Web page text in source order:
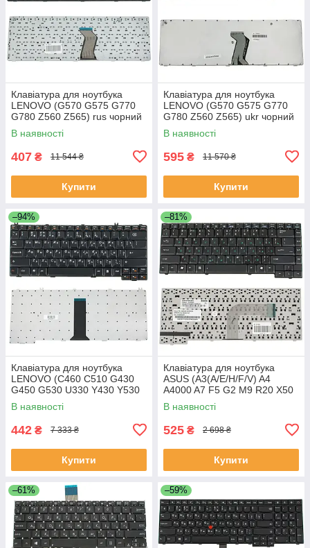
Клавіатура для ноутбука
LENOVO (G570 G575 G770
G780 Z560 Z565) rus чорний
чорний frame
В наявності
407 ₴ 11 544 ₴
Купити
Клавіатура для ноутбука
LENOVO (G570 G575 G770
G780 Z560 Z565) ukr чорний
чорний frame
В наявності
595 ₴ 11 570 ₴
Купити
–94%
Клавіатура для ноутбука
LENOVO (C460 C510 G430
G450 G530 U330 Y430 Y530
Y730) rus чорний
В наявності
442 ₴ 7 333 ₴
Купити
–81%
Клавіатура для ноутбука
ASUS (A3(A/E/H/F/V) A4
A4000 A7 F5 G2 M9 R20 X50
Z8 Z8000) rus чорний шлейф
праворуч
В наявності
525 ₴ 2 698 ₴
Купити
–61% –59%